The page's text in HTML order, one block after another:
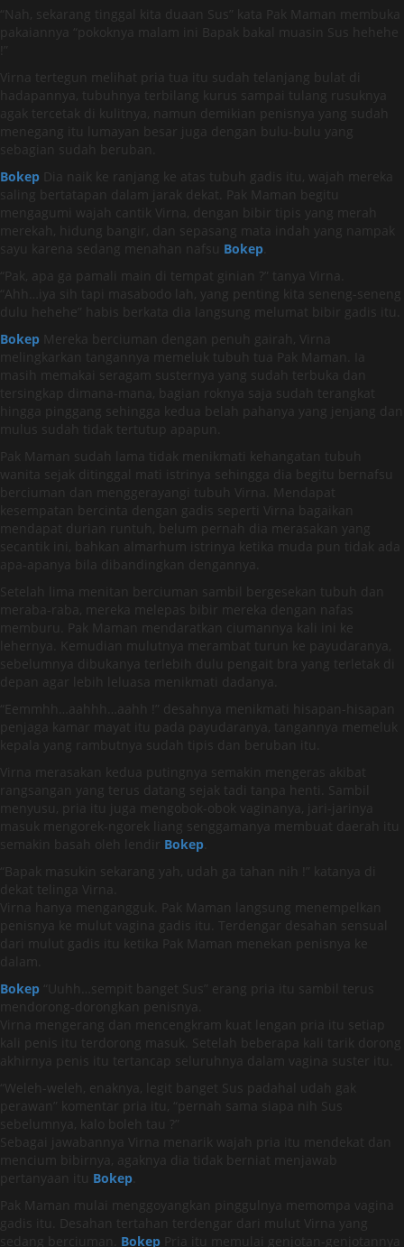
“Nah, sekarang tinggal kita duaan Sus” kata Pak Maman membuka
pakaiannya “pokoknya malam ini Bapak bakal muasin Sus hehehe
!”
Virna tertegun melihat pria tua itu sudah telanjang bulat di
hadapannya, tubuhnya terbilang kurus sampai tulang rusuknya
agak tercetak di kulitnya, namun demikian penisnya yang sudah
menegang itu lumayan besar juga dengan bulu-bulu yang
sebagian sudah beruban.
Bokep Dia naik ke ranjang ke atas tubuh gadis itu, wajah mereka
saling bertatapan dalam jarak dekat. Pak Maman begitu
mengagumi wajah cantik Virna, dengan bibir tipis yang merah
merekah, hidung bangir, dan sepasang mata indah yang nampak
sayu karena sedang menahan nafsu Bokep
“Pak, apa ga pamali main di tempat ginian ?” tanya Virna.
“Ahh…iya sih tapi masabodo lah, yang penting kita seneng-seneng
dulu hehehe” habis berkata dia langsung melumat bibir gadis itu.
Bokep Mereka berciuman dengan penuh gairah, Virna
melingkarkan tangannya memeluk tubuh tua Pak Maman. Ia
masih memakai seragam susternya yang sudah terbuka dan
tersingkap dimana-mana, bagian roknya saja sudah terangkat
hingga pinggang sehingga kedua belah pahanya yang jenjang dan
mulus sudah tidak tertutup apapun.
Pak Maman sudah lama tidak menikmati kehangatan tubuh
wanita sejak ditinggal mati istrinya sehingga dia begitu bernafsu
berciuman dan menggerayangi tubuh Virna. Mendapat
kesempatan bercinta dengan gadis seperti Virna bagaikan
mendapat durian runtuh, belum pernah dia merasakan yang
secantik ini, bahkan almarhum istrinya ketika muda pun tidak ada
apa-apanya bila dibandingkan dengannya.
Setelah lima menitan berciuman sambil bergesekan tubuh dan
meraba-raba, mereka melepas bibir mereka dengan nafas
memburu. Pak Maman mendaratkan ciumannya kali ini ke
lehernya. Kemudian mulutnya merambat turun ke payudaranya,
sebelumnya dibukanya terlebih dulu pengait bra yang terletak di
depan agar lebih leluasa menikmati dadanya.
“Eemmhh…aahhh…aahh !” desahnya menikmati hisapan-hisapan
penjaga kamar mayat itu pada payudaranya, tangannya memeluk
kepala yang rambutnya sudah tipis dan beruban itu.
Virna merasakan kedua putingnya semakin mengeras akibat
rangsangan yang terus datang sejak tadi tanpa henti. Sambil
menyusu, pria itu juga mengobok-obok vaginanya, jari-jarinya
masuk mengorek-ngorek liang senggamanya membuat daerah itu
semakin basah oleh lendir Bokep
“Bapak masukin sekarang yah, udah ga tahan nih !” katanya di
dekat telinga Virna.
Virna hanya mengangguk. Pak Maman langsung menempelkan
penisnya ke mulut vagina gadis itu. Terdengar desahan sensual
dari mulut gadis itu ketika Pak Maman menekan penisnya ke
dalam.
Bokep “Uuhh…sempit banget Sus” erang pria itu sambil terus
mendorong-dorongkan penisnya.
Virna mengerang dan mencengkram kuat lengan pria itu setiap
kali penis itu terdorong masuk. Setelah beberapa kali tarik dorong
akhirnya penis itu tertancap seluruhnya dalam vagina suster itu.
“Weleh-weleh, enaknya, legit banget Sus padahal udah gak
perawan” komentar pria itu, “pernah sama siapa nih Sus
sebelumnya, kalo boleh tau ?”
Sebagai jawabannya Virna menarik wajah pria itu mendekat dan
mencium bibirnya, agaknya dia tidak berniat menjawab
pertanyaan itu Bokep
Pak Maman mulai menggoyangkan pinggulnya memompa vagina
gadis itu. Desahan tertahan terdengar dari mulut Virna yang
sedang berciuman. Bokep Pria itu memulai genjotan-genjotannya